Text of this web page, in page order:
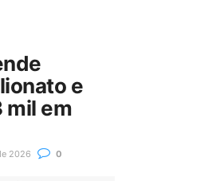
e
mil em
2026 0